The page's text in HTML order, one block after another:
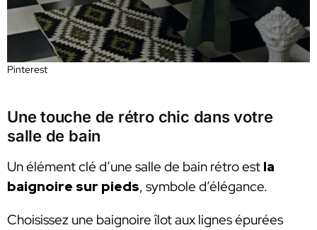
Pinterest
Une touche de rétro chic dans votre
salle de bain
Un élément clé d’une salle de bain rétro est la
baignoire sur pieds, symbole d’élégance.
Choisissez une baignoire îlot aux lignes épurées